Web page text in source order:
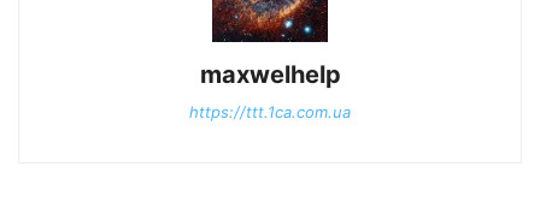
maxwelhelp
https://ttt.1ca.com.ua